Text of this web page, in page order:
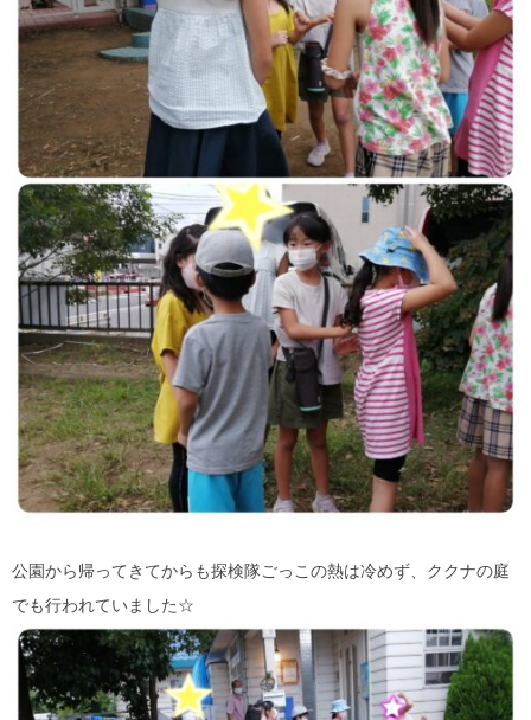
公園から帰ってきてからも探検隊ごっこの熱は冷めず、ククナの庭
でも行われていました☆